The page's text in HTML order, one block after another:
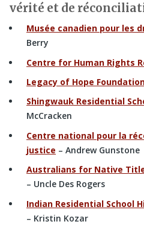
vérité et de
Musée canadien pour les
Berry
Centre for Human Rights
Legacy of Hope
Shingwauk Residential
McCracken
Centre national pour la
justice – Andrew Gunstone
Australians for Native
– Uncle Des Rogers
Indian Residential School
– Kristin Kozar